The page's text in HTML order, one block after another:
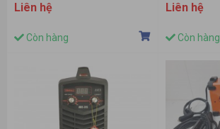
Liên hệ
Còn hàng
Liên hệ
Còn hàng